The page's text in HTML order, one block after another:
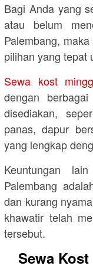
Bagi Anda yang
atau belum
Palembang,
pilihan yang tepat
Sewa kost
dengan
disediakan,
panas, dapur
yang lengkap
Keuntungan
Palembang
dan kurang
khawatir telah
tersebut.
Sewa